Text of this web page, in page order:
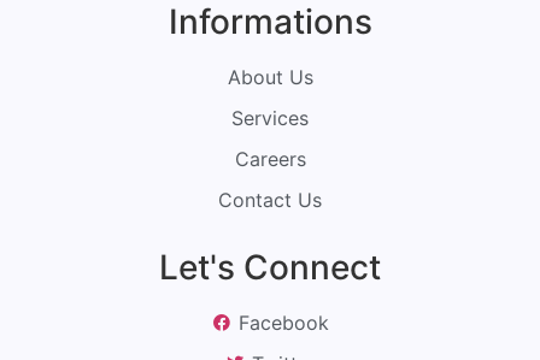
Informations
About Us
Services
Careers
Contact Us
Let's Connect
Facebook